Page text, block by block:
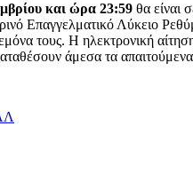
και ώρα 23:59 θα είναι
Επαγγελματικό Λύκειο
τους. Η ηλεκτρονική
άμεσα τα